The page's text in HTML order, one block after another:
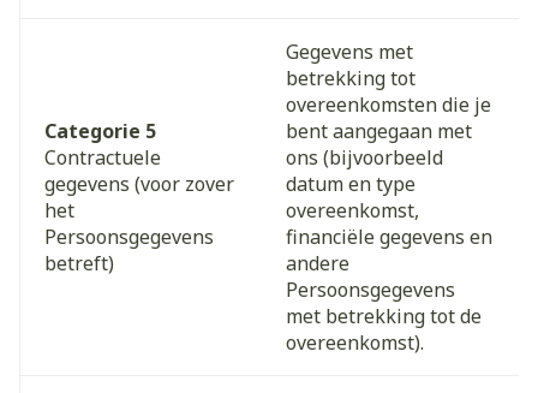
Categorie 5
Contractuele
gegevens (voor zover
het
Persoonsgegevens
betreft)
Gegevens met
betrekking tot
overeenkomsten die je
bent aangegaan met
ons (bijvoorbeeld
datum en type
overeenkomst,
financiële gegevens en
andere
Persoonsgegevens
met betrekking tot de
overeenkomst).